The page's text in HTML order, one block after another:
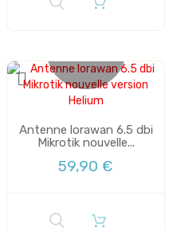
Antenne lorawan 6.5 dbi
Mikrotik nouvelle...
59,90 €